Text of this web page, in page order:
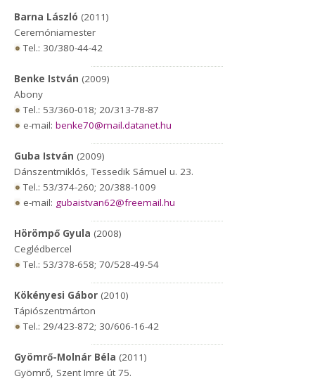
Barna László (2011)
Ceremóniamester
Tel.: 30/380-44-42
Benke István (2009)
Abony
Tel.: 53/360-018; 20/313-78-87
e-mail:benke70@mail.datanet.hu
Guba István (2009)
Dánszentmiklós, Tessedik Sámuel u. 23.
Tel.: 53/374-260; 20/388-1009
e-mail: gubaistvan62@freemail.hu
Hörömpő Gyula (2008)
Ceglédbercel
Tel.: 53/378-658; 70/528-49-54
Kökényesi Gábor (2010)
Tápiószentmárton
Tel.: 29/423-872; 30/606-16-42
Gyömrő-Molnár Béla (2011)
Gyömrő, Szent Imre út 75.